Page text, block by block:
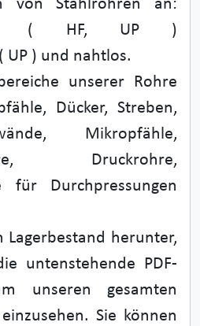
von Stahlrohren an:
( HF, UP )
UP ) und nahtlos.
unserer Rohre
Dücker, Streben,
Mikropfähle,
Druckrohre,
für Durchpressungen
Lagerbestand herunter,
untenstehende PDF-
unseren gesamten
Sie können